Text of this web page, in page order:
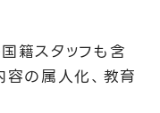
籍スタッフも含
の属人化、教育